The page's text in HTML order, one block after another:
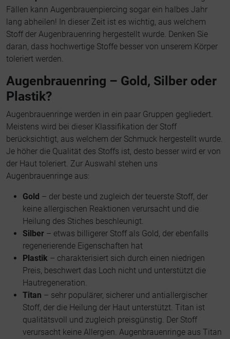
Fällen kann Augenbrauenpiercing sogar ein halbes Jahr
lang abheilen! In dieser Zeit ist es wichtig, aus welchem
Stoff der Augenbrauenring hergestellt wurde. Denken Sie
daran, dass hochwertige Stoffe besser von unserem Körper
toleriert werden.
Augenbrauenring – Gold, Silber oder
Plastik?
Augenbrauenringe werden in ein paar Gruppen gegliedert.
Meistens wird bei dieser Klassifikation der Stoff
berücksichtigt, aus welchem der Schmuck hergestellt wurde.
Je höher die Qualität des Stoffs ist, desto besser wird er von
der Haut toleriert. Zur Auswahl stehen uns
Augenbrauenringe aus:
Gold – der beste und zugleich der teuerste Stoff, der
keine allergischen Reaktionen verursacht und die
Heilung des Stiches beschleunigt.
Silber – etwas billigerer Stoff als Gold, der ebenfalls
regenerierende Eigenschaften hat
Plastik – charakterisiert sich durch einen niedrigen
Preis, beschwert das Loch nicht und unterstützt die
Hautregeneration.
Titan – sehr populärer, sicherer und antiallergischer
Stoff, der die Heilung der Haut unterstützt. Titan ist
qualitätsvoll und zugleich preisgünstig. Der Stoff
verursacht keine Allergien. Augenbrauenringe aus Titan